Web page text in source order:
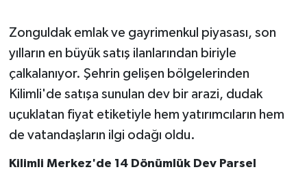
Zonguldak emlak ve gayrimenkul piyasası, son
yılların en büyük satış ilanlarından biriyle
çalkalanıyor. Şehrin gelişen bölgelerinden
Kilimli'de satışa sunulan dev bir arazi, dudak
uçuklatan fiyat etiketiyle hem yatırımcıların hem
de vatandaşların ilgi odağı oldu.
Kilimli Merkez'de 14 Dönümlük Dev Parsel